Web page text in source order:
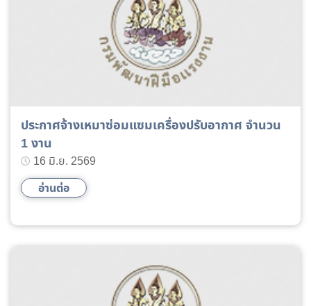
ประกาศจ้างเหมาซ่อมแซมเครื่องปรับอากาศ จำนวน
1 งาน
16 มิ.ย. 2569
อ่านต่อ